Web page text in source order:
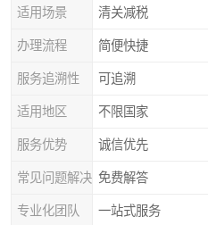
适用场景 清关减税
办理流程 简便快捷
服务追溯性 可追溯
适用地区 不限国家
服务优势 诚信优先
常见问题解决 免费解答
专业化团队 一站式服务